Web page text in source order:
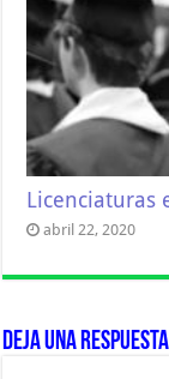
Licenciaturas
abril 22, 2020
Deja una respuesta